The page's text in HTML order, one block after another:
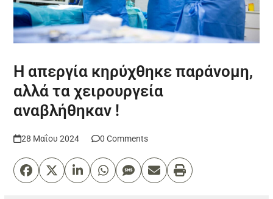
Η απεργία κηρύχθηκε παράνομη,
αλλά τα χειρουργεία
αναβλήθηκαν !
28 Μαΐου 2024 0 Comments